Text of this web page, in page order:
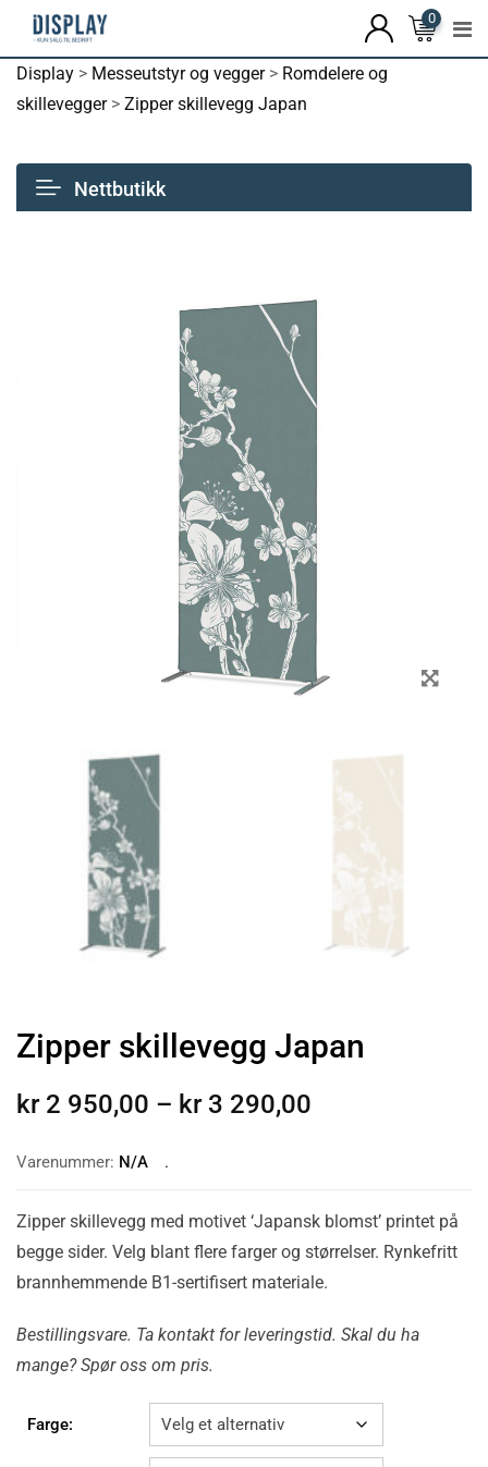
0
Display > Messeutstyr og vegger> Romdelere og
skillevegger> Zipper skillevegg Japan
Nettbutikk
Zipper skillevegg Japan
kr2 950,00 – kr3 290,00
Varenummer: N/A
Zipper skillevegg med motivet ‘Japansk blomst’ printet på
begge sider. Velg blant flere farger og størrelser. Rynkefritt
brannhemmende B1-sertifisert materiale.
Bestillingsvare. Ta kontakt for leveringstid. Skal du ha
mange? Spør oss om pris.
Farge: